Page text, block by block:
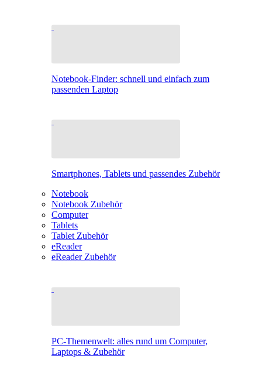
Notebook-Finder: schnell und einfach zum
passenden Laptop
Smartphones, Tablets und passendes Zubehör
Notebook
Notebook Zubehör
Computer
Tablets
Tablet Zubehör
eReader
eReader Zubehör
PC-Themenwelt: alles rund um Computer,
Laptops & Zubehör